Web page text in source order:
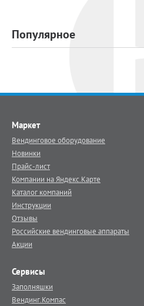
Популярное
Маркет
Вендинговое оборудование
Новинки
Прайс-лист
Компании на Яндекс.Карте
Каталог компаний
Инструкции
Отзывы
Российские вендинговые аппараты
Акции
Сервисы
Заполняшки
Вендинг.Компас